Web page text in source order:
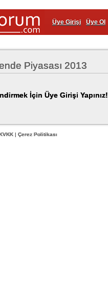
Üye Girişi Üye Ol
Piyasası 2013
İçin Üye Girişi Yapınız!
KVKK Çerez Politikası